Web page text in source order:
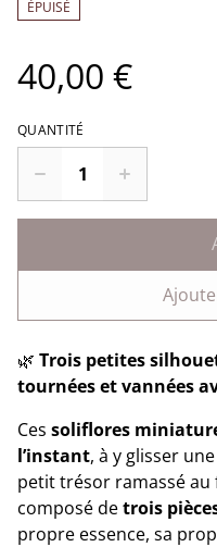
ÉPUISÉ
40,00 €
QUANTITÉ
🌿 Trois petites
tournées et vannées
Ces soliflores
l’instant, à y glisser
petit trésor ramassé au
composé detrois
propre essence, sa